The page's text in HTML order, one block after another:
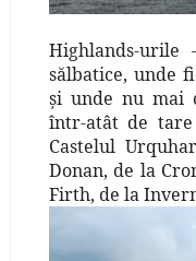
Highlands-urile
sălbatice, unde
şi unde nu mai
într-atât de
Castelul
Donan, de la
Firth, de la